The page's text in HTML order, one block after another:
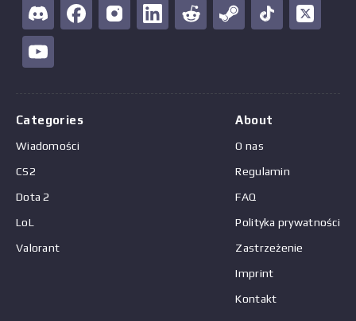
Categories
Wiadomości
CS2
Dota 2
LoL
Valorant
About
O nas
Regulamin
FAQ
Polityka prywatności
Zastrzeżenie
Imprint
Kontakt